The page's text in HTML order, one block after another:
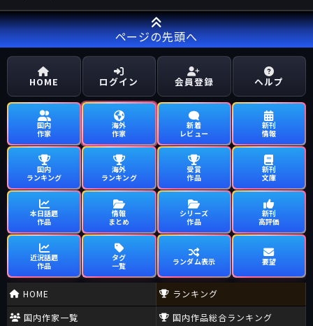
ページの先頭へ
HOME ログイン 会員登録 ヘルプ
国内
作家
海外
作家
新着
レビュー
新刊
情報
国内
ランキング
海外
ランキング
受賞
作品
新刊
文庫
本日話題
作品
情報
まとめ
シリーズ
作品
新刊
高評価
近況話題
作品
タグ
一覧
ランダム表示 要望
HOME
国内作家一覧
ランキング
国内作品総合ランキング